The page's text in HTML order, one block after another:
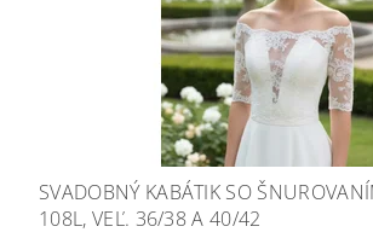
SVADOBNÝ KABÁTIK SO
108L, VEĽ. 36/38 A 40/42